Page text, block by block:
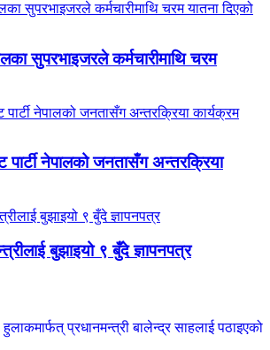
सुपरभाइजरले कर्मचारीमाथि चरम
पार्टी नेपालको जनतासँग अन्तरक्रिया
बुझाइयो ९ बुँदे ज्ञापनपत्र